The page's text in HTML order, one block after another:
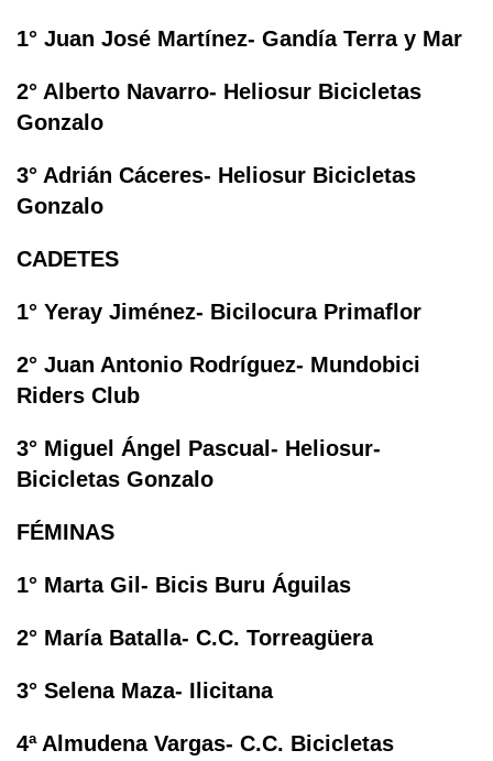
1° Juan José Martínez- Gandía Terra y Mar
2° Alberto Navarro- Heliosur Bicicletas
Gonzalo
3° Adrián Cáceres- Heliosur Bicicletas
Gonzalo
CADETES
1° Yeray Jiménez- Bicilocura Primaflor
2° Juan Antonio Rodríguez- Mundobici
Riders Club
3° Miguel Ángel Pascual- Heliosur-
Bicicletas Gonzalo
FÉMINAS
1° Marta Gil- Bicis Buru Águilas
2° María Batalla- C.C. Torreagüera
3° Selena Maza- Ilicitana
4ª Almudena Vargas- C.C. Bicicletas